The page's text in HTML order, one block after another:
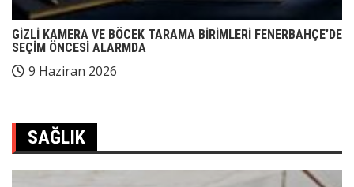
GİZLİ KAMERA VE BÖCEK TARAMA BİRİMLERİ FENERBAHÇE’DE
SEÇİM ÖNCESİ ALARMDA
9 Haziran 2026
SAĞLIK